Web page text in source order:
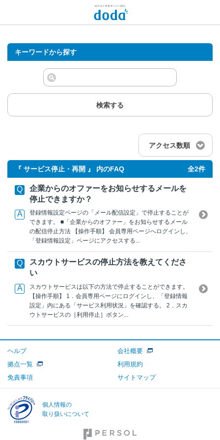
キーワードから探す
検索する
アクセス数順
『 サービス停止・再開 』 内のFAQ 全2件
企業からのオファーをお知らせするメールを
停止できますか？
登録情報設定ページの「メール配信設定」で停止することが
できます。 ■「企業からのオファー」をお知らせするメール
の配信停止方法 【操作手順】 会員専用ページへログインし、
「登録情報設定」ページにアクセスする...
スカウトサービスの停止方法を教えてくださ
い
スカウトサービスは以下の方法で停止することができます。
【操作手順】 1．会員専用ページにログインし、「登録情報
設定」内にある「サービス利用状況」を確認する。 2．スカ
ウトサービスの［利用停止］ボタン...
ヘルプ
会社概要
拠点一覧
利用規約
免責事項
サイトマップ
個人情報の
取り扱いについて